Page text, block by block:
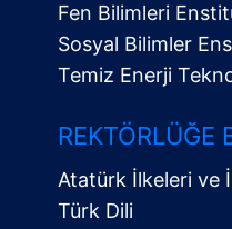
Menü
Fen Bilimleri
Sosyal Bilimler
Temiz Enerji
REKTÖRLÜĞE
Atatürk İlkeleri ve
Türk Dili